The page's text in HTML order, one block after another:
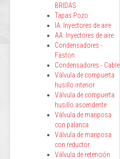
BRIDAS
Tapas Pozo
IA: Inyectores de aire
AA: Inyectores de aire
Condensadores -
Faston
Condensadores - Cable
Válvula de compuerta
husillo interior
Válvula de compuerta
husillo ascendente
Válvula de mariposa
con palanca
Válvula de mariposa
con reductor
Válvula de retención